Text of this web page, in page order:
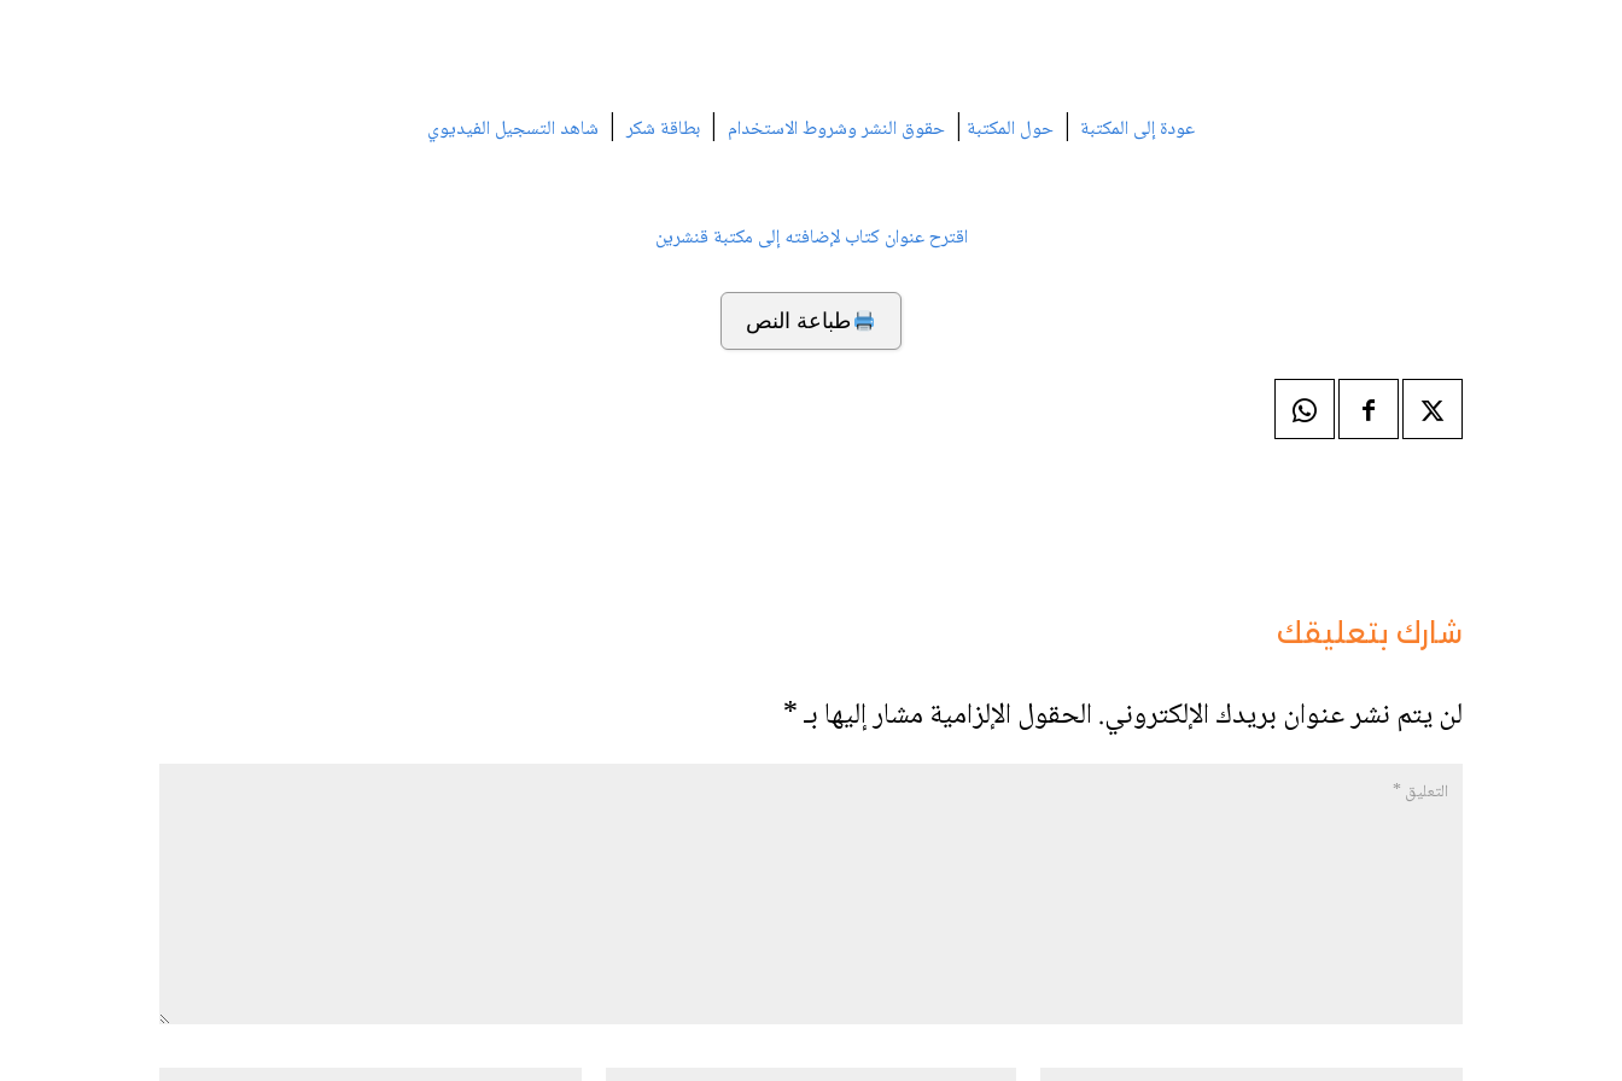
عودة إلى المكتبة | حول المكتبة | حقوق النشر وشروط الاستخدام | بطاقة شكر| شاهد التسجيل الفيديوي
اقترح عنوان كتاب لإضافته إلى مكتبة قنشرين
طباعة النص
شارك بتعليقك
لن يتم نشر عنوان بريدك الإلكتروني.الحقول الإلزامية مشار إليها بـ*